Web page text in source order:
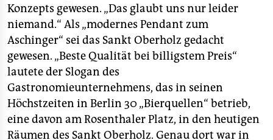
Konzepts gewesen. „Das glaubt uns nur leider
niemand.“ Als „modernes Pendant zum
Aschinger“ sei das Sankt Oberholz gedacht
gewesen. „Beste Qualität bei billigstem Preis“
lautete der Slogan des
Gastronomieunternehmens, das in seinen
Höchstzeiten in Berlin 30 „Bierquellen“ betrieb,
eine davon am Rosenthaler Platz, in den heutigen
Räumen des Sankt Oberholz. Genau dort war in